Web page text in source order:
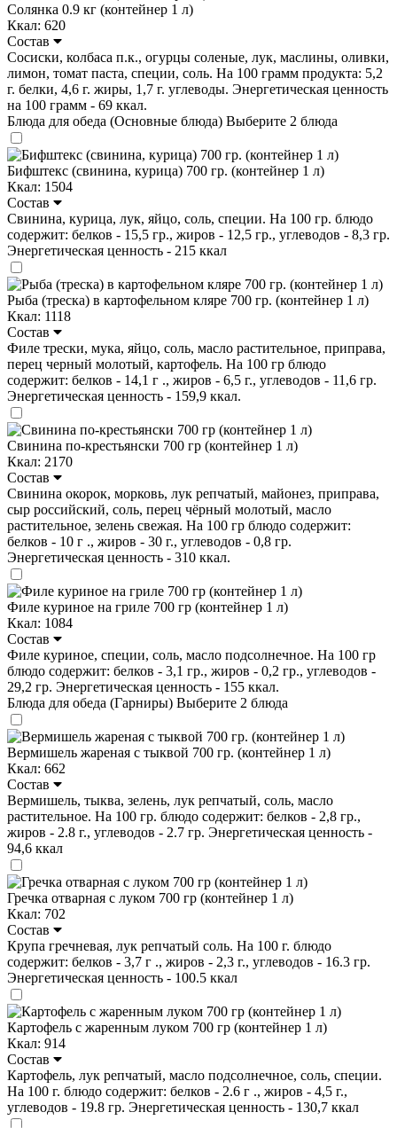
Солянка 0.9 кг (контейнер 1 л)
Ккал: 620
Состав
Сосиски, колбаса п.к., огурцы соленые, лук, маслины, оливки,
лимон, томат паста, специи, соль. На 100 грамм продукта: 5,2
г. белки, 4,6 г. жиры, 1,7 г. углеводы. Энергетическая ценность
на 100 грамм - 69 ккал.
Блюда для обеда (Основные блюда) Выберите 2 блюда
Бифштекс (свинина, курица) 700 гр. (контейнер 1 л)
Ккал: 1504
Состав
Свинина, курица, лук, яйцо, соль, специи. На 100 гр. блюдо
содержит: белков - 15,5 гр., жиров - 12,5 гр., углеводов - 8,3 гр.
Энергетическая ценность - 215 ккал
Рыба (треска) в картофельном кляре 700 гр. (контейнер 1 л)
Ккал: 1118
Состав
Филе трески, мука, яйцо, соль, масло растительное, приправа,
перец черный молотый, картофель. На 100 гр блюдо
содержит: белков - 14,1 г ., жиров - 6,5 г., углеводов - 11,6 гр.
Энергетическая ценность - 159,9 ккал.
Свинина по-крестьянски 700 гр (контейнер 1 л)
Ккал: 2170
Состав
Свинина окорок, морковь, лук репчатый, майонез, приправа,
сыр российский, соль, перец чёрный молотый, масло
растительное, зелень свежая. На 100 гр блюдо содержит:
белков - 10 г ., жиров - 30 г., углеводов - 0,8 гр.
Энергетическая ценность - 310 ккал.
Филе куриное на гриле 700 гр (контейнер 1 л)
Ккал: 1084
Состав
Филе куриное, специи, соль, масло подсолнечное. На 100 гр
блюдо содержит: белков - 3,1 гр., жиров - 0,2 гр., углеводов -
29,2 гр. Энергетическая ценность - 155 ккал.
Блюда для обеда (Гарниры) Выберите 2 блюда
Вермишель жареная с тыквой 700 гр. (контейнер 1 л)
Ккал: 662
Состав
Вермишель, тыква, зелень, лук репчатый, соль, масло
растительное. На 100 гр. блюдо содержит: белков - 2,8 гр.,
жиров - 2.8 г., углеводов - 2.7 гр. Энергетическая ценность -
94,6 ккал
Гречка отварная с луком 700 гр (контейнер 1 л)
Ккал: 702
Состав
Крупа гречневая, лук репчатый соль. На 100 г. блюдо
содержит: белков - 3,7 г ., жиров - 2,3 г., углеводов - 16.3 гр.
Энергетическая ценность - 100.5 ккал
Картофель с жаренным луком 700 гр (контейнер 1 л)
Ккал: 914
Состав
Картофель, лук репчатый, масло подсолнечное, соль, специи.
На 100 г. блюдо содержит: белков - 2.6 г ., жиров - 4,5 г.,
углеводов - 19.8 гр. Энергетическая ценность - 130,7 ккал